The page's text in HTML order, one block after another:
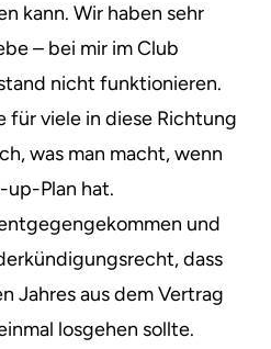
kann. Wir haben sehr
– bei mir im Club
nicht funktionieren.
für viele in diese Richtung
was man macht, wenn
up-Plan hat.
und
dass
Jahres aus dem Vertrag
losgehen sollte.